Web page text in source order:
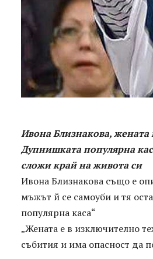
Ивона Близнакова,
Дупнишката популярна
сложи край на живота си
Ивона Близнакова също е
мъжът й се самоуби и тя
популярна каса“
„Жената е в изключително
събития и има опасност да